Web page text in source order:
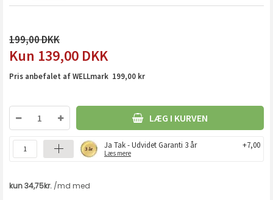
199,00
139,00 DKK
Pris anbefalet af WELLmark 199,00 kr
LÆG I KURVEN
Ja Tak - Udvidet Garanti 3 år
Læs mere
+7,00